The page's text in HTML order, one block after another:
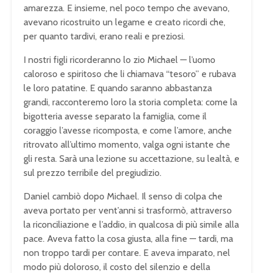
amarezza. E insieme, nel poco tempo che avevano,
avevano ricostruito un legame e creato ricordi che,
per quanto tardivi, erano reali e preziosi.
I nostri figli ricorderanno lo zio Michael — l’uomo
caloroso e spiritoso che li chiamava “tesoro” e rubava
le loro patatine. E quando saranno abbastanza
grandi, racconteremo loro la storia completa: come la
bigotteria avesse separato la famiglia, come il
coraggio l’avesse ricomposta, e come l’amore, anche
ritrovato all’ultimo momento, valga ogni istante che
gli resta. Sarà una lezione su accettazione, su lealtà, e
sul prezzo terribile del pregiudizio.
Daniel cambiò dopo Michael. Il senso di colpa che
aveva portato per vent’anni si trasformò, attraverso
la riconciliazione e l’addio, in qualcosa di più simile alla
pace. Aveva fatto la cosa giusta, alla fine — tardi, ma
non troppo tardi per contare. E aveva imparato, nel
modo più doloroso, il costo del silenzio e della